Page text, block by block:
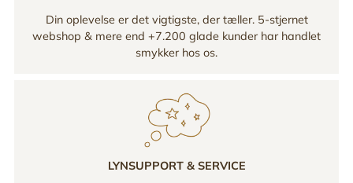
Din oplevelse er det vigtigste, der tæller. 5-stjernet
webshop & mere end +7.200 glade kunder har handlet
smykker hos os.
LYNSUPPORT & SERVICE